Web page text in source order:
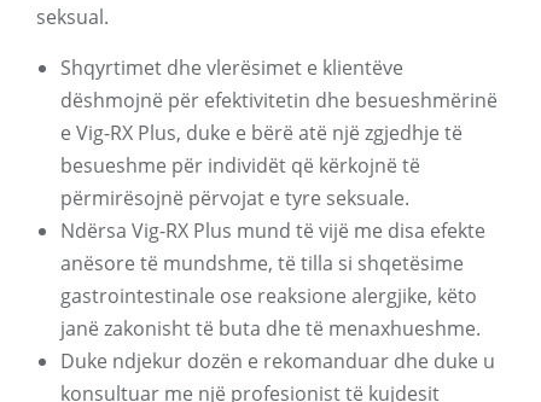
seksual.
Shqyrtimet dhe vlerësimet e klientëve
dëshmojnë për efektivitetin dhe besueshmërinë
e Vig-RX Plus, duke e bërë atë një zgjedhje të
besueshme për individët që kërkojnë të
përmirësojnë përvojat e tyre seksuale.
Ndërsa Vig-RX Plus mund të vijë me disa efekte
anësore të mundshme, të tilla si shqetësime
gastrointestinale ose reaksione alergjike, këto
janë zakonisht të buta dhe të menaxhueshme.
Duke ndjekur dozën e rekomanduar dhe duke u
konsultuar me një profesionist të kujdesit